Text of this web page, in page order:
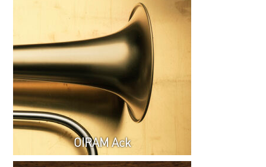
OIRAM Ack